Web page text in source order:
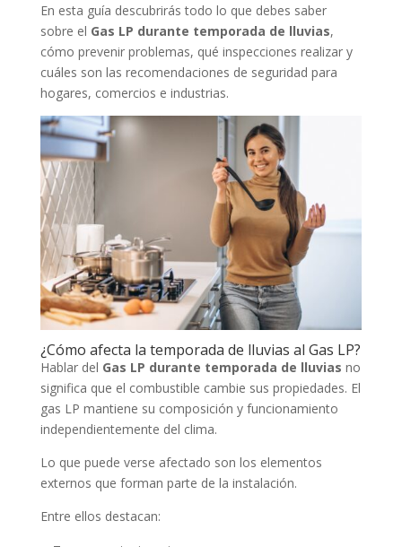
En esta guía descubrirás todo lo que debes saber
sobre el Gas LP durante temporada de lluvias,
cómo prevenir problemas, qué inspecciones realizar y
cuáles son las recomendaciones de seguridad para
hogares, comercios e industrias.
¿Cómo afecta la temporada de lluvias al Gas LP?
Hablar del Gas LP durante temporada de lluvias no
significa que el combustible cambie sus propiedades. El
gas LP mantiene su composición y funcionamiento
independientemente del clima.
Lo que puede verse afectado son los elementos
externos que forman parte de la instalación.
Entre ellos destacan: